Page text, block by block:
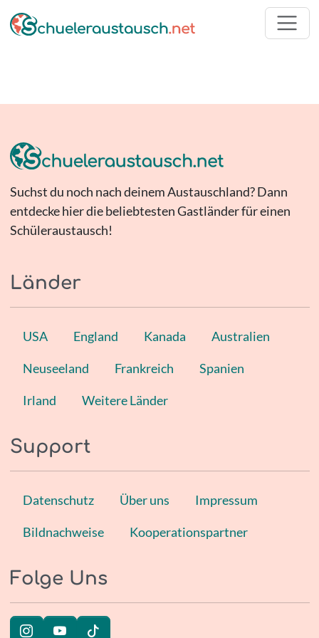
Suchst du noch nach deinem Austauschland? Dann
entdecke hier die beliebtesten Gastländer für einen
Schüleraustausch!
Länder
USA England Kanada Australien
Neuseeland Frankreich Spanien
Irland Weitere Länder
Support
Datenschutz Über uns Impressum
Bildnachweise Kooperationspartner
Folge Uns